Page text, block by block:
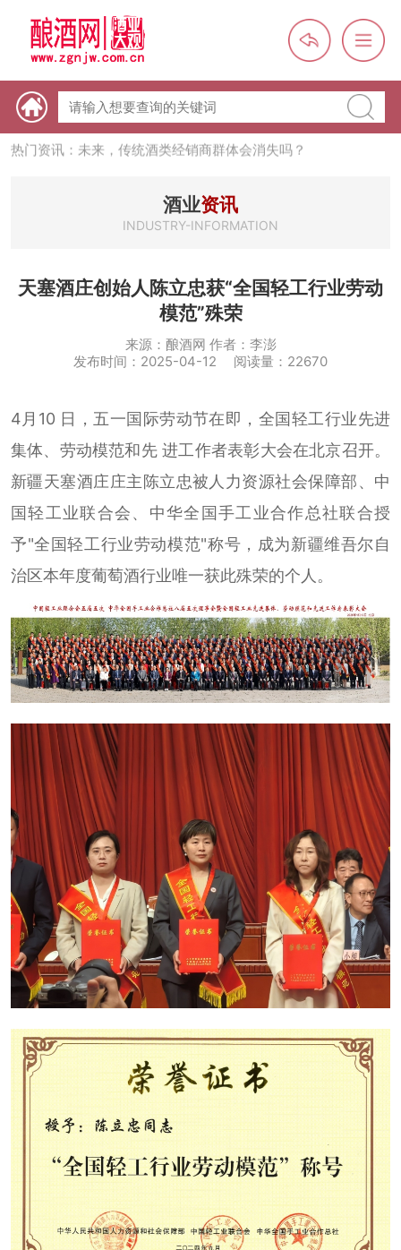
热门资讯：【酒体设计师】职业技能培训及认定班开班通知
热门资讯：未来，传统酒类经销商群体会消失吗？
热门资讯：首批28个酒品牌入选中国消费名品，不仅仅是荣誉那
热门资讯：2024年上市酒企业第三季度报（白酒、啤酒、葡萄
酒、黄酒）
酒业资讯
INDUSTRY-INFORMATION
天塞酒庄创始人陈立忠获“全国轻工行业劳动
模范”殊荣
来源：酿酒网 作者：李澎
发布时间：2025-04-12 阅读量：22670
4月10 日，五一国际劳动节在即，全国轻工行业先进
集体、劳动模范和先 进工作者表彰大会在北京召开。
新疆天塞酒庄庄主陈立忠被人力资源社会保障部、中
国轻工业联合会、中华全国手工业合作总社联合授
予"全国轻工行业劳动模范"称号，成为新疆维吾尔自
治区本年度葡萄酒行业唯一获此殊荣的个人。